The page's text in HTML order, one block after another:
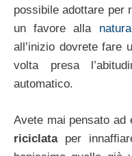
possibile adottare per
un favore alla natura
all’inizio dovrete fare
volta presa
automatico.
Avete mai pensato ad
riciclataper